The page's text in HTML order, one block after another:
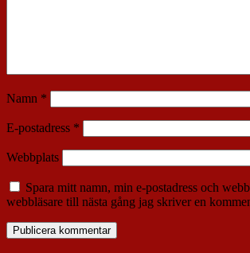
Namn *
E-postadress *
Webbplats
Spara mitt namn, min e-postadress och
webbläsare till nästa gång jag skriver en